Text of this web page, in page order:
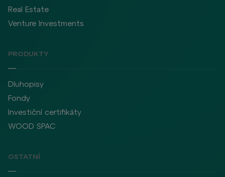
Real Estate
Venture Investments
PRODUKTY
Dluhopisy
Fondy
Investiční certifikáty
WOOD SPAC
OSTATNÍ